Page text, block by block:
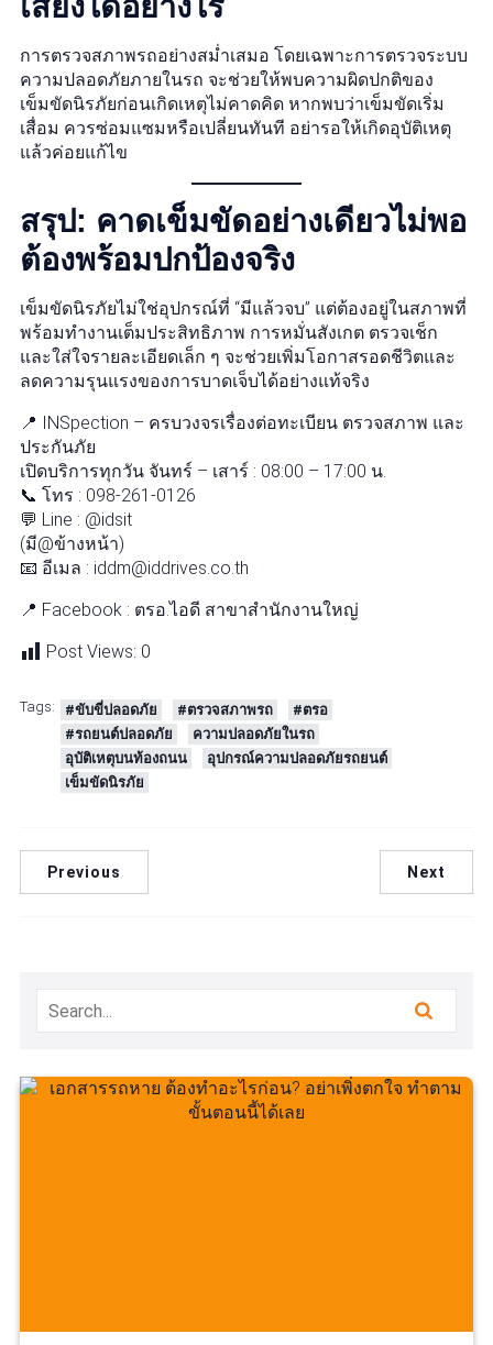
การตรวจสภาพรถอย่างสม่ำเสมอ โดยเฉพาะการตรวจระบบ
ความปลอดภัยภายในรถ จะช่วยให้พบความผิดปกติของ
เข็มขัดนิรภัยก่อนเกิดเหตุไม่คาดคิด หากพบว่าเข็มขัดเริ่ม
เสื่อม ควรซ่อมแซมหรือเปลี่ยนทันที อย่ารอให้เกิดอุบัติเหตุ
แล้วค่อยแก้ไข
สรุป: คาดเข็มขัดอย่างเดียวไม่พอ
ต้องพร้อมปกป้องจริง
เข็มขัดนิรภัยไม่ใช่อุปกรณ์ที่ “มีแล้วจบ” แต่ต้องอยู่ในสภาพที่
พร้อมทำงานเต็มประสิทธิภาพ การหมั่นสังเกต ตรวจเช็ก
และใส่ใจรายละเอียดเล็ก ๆ จะช่วยเพิ่มโอกาสรอดชีวิตและ
ลดความรุนแรงของการบาดเจ็บได้อย่างแท้จริง
📍 INSpection – ครบวงจรเรื่องต่อทะเบียน ตรวจสภาพ และ
ประกันภัย
เปิดบริการทุกวัน จันทร์ – เสาร์ : 08:00 – 17:00 น.
📞 โทร : 098-261-0126
💬 Line : @idsit
(มี@ข้างหน้า)
📧 อีเมล : iddm@iddrives.co.th
📍 Facebook : ตรอ.ไอดี สาขาสำนักงานใหญ่
Post Views: 0
Tags: #ขับขี่ปลอดภัย #ตรวจสภาพรถ
#ตรอ
#รถยนต์ปลอดภัย
ความปลอดภัยในรถ
อุบัติเหตุบนท้องถนน
อุปกรณ์ความปลอดภัยรถยนต์
เข็มขัดนิรภัย
Previous Next